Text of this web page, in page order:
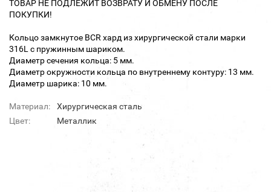
ТОВАР НЕ ПОДЛЕЖИТ ВОЗВРАТУ И ОБМЕНУ ПОСЛЕ
ПОКУПКИ!
Кольцо замкнутое BCR хард из хирургической стали марки
316L с пружинным шариком.
Диаметр сечения кольца: 5 мм.
Диаметр окружности кольца по внутреннему контуру: 13 мм.
Диаметр шарика: 10 мм.
Материал:
Хирургическая сталь
Цвет:
Металлик